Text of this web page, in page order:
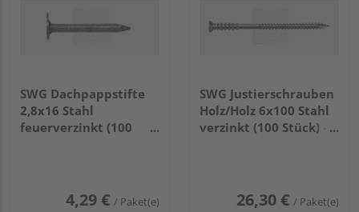
SWG Dachpappstifte
2,8x16 Stahl
feuerverzinkt (100
4,29 € / Paket(e)
SWG Justierschrauben
Holz/Holz 6x100 Stahl
verzinkt (100 Stück) -
26,30 € / Paket(e)